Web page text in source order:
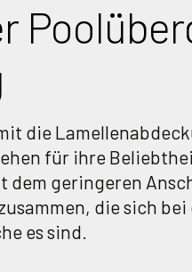
die
für ihre
geringeren
die sich
es sind.